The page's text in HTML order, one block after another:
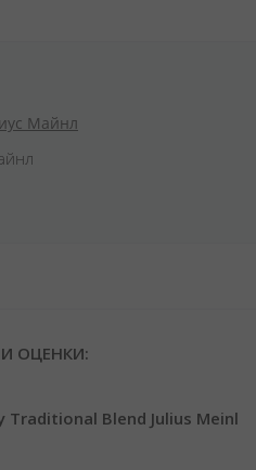
Майнл
ОЦЕНКИ:
Blend Julius Meinl